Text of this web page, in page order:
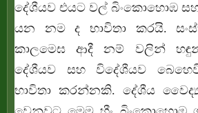
දේශීයව එයට වල් බිංකොහොඹ
යන නම ද භාවිතා කරයි.
කාලමෙඝ ආදී නම් වලින්
දේශීයව සහ විදේශීයව
භාවිතා කරන්නකි. දේශීය